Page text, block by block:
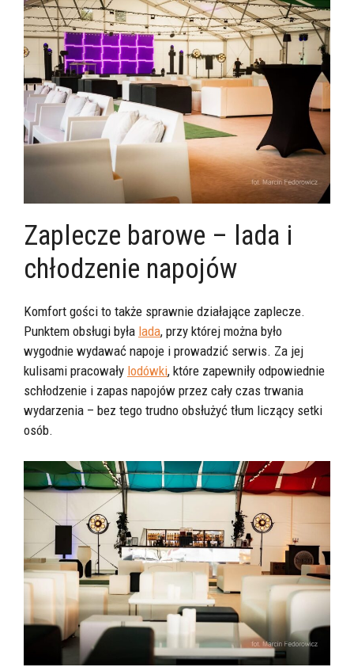
Zaplecze barowe – lada i
chłodzenie napojów
Komfort gości to także sprawnie działające zaplecze.
Punktem obsługi była lada, przy której można było
wygodnie wydawać napoje i prowadzić serwis. Za jej
kulisami pracowały lodówki, które zapewniły odpowiednie
schłodzenie i zapas napojów przez cały czas trwania
wydarzenia – bez tego trudno obsłużyć tłum liczący setki
osób.